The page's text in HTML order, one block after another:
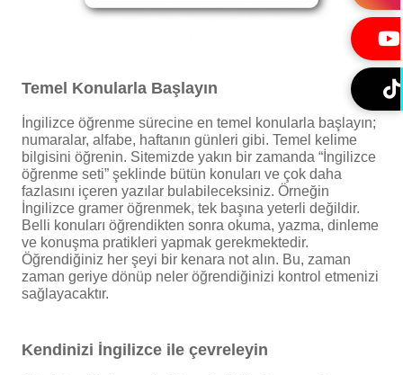
Temel Konularla Başlayın
İngilizce öğrenme sürecine en temel konularla başlayın;
numaralar, alfabe, haftanın günleri gibi. Temel kelime
bilgisini öğrenin. Sitemizde yakın bir zamanda “İngilizce
öğrenme seti” şeklinde bütün konuları ve çok daha
fazlasını içeren yazılar bulabileceksiniz. Örneğin
İngilizce gramer öğrenmek, tek başına yeterli değildir.
Belli konuları öğrendikten sonra okuma, yazma, dinleme
ve konuşma pratikleri yapmak gerekmektedir.
Öğrendiğiniz her şeyi bir kenara not alın. Bu, zaman
zaman geriye dönüp neler öğrendiğinizi kontrol etmenizi
sağlayacaktır.
Kendinizi İngilizce ile çevreleyin